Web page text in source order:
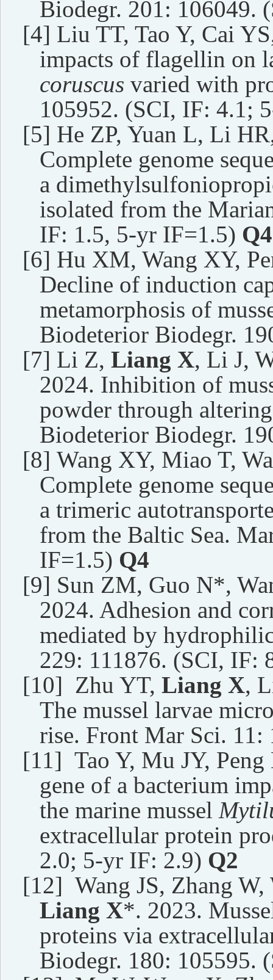
Biodegr. 201: 106049.
[4] Liu TT, Tao Y, Cai
impacts of flagellin on
coruscus varied with
105952. (SCI, IF: 4.1;
[5] He ZP, Yuan L, Li
Complete genome
a
isolated from the
IF: 1.5, 5-yr IF=1.5) Q4
[6] Hu XM, Wang XY,
Decline of induction
metamorphosis of
Biodeterior Biodegr.
[7] Li Z, Liang X, Li J,
2024. Inhibition of
powder through
Biodeterior Biodegr.
[8] Wang XY, Miao T,
Complete genome
a trimeric
from the Baltic Sea.
IF=1.5) Q4
[9] Sun ZM, Guo N*,
2024. Adhesion and
mediated by
229: 111876. (SCI, IF:
[10] Zhu YT, Liang X,
The mussel larvae
rise. Front Mar Sci.
[11] Tao Y, Mu JY,
gene of a bacterium
the marine mussel
extracellular protein
2.0; 5-yr IF: 2.9) Q2
[12] Wang JS, Zhang
Liang X*. 2023.
proteins via
Biodegr. 180: 105595.